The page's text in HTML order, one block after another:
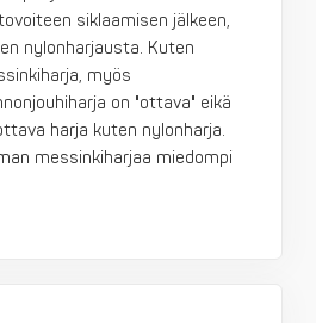
siklaamisen jälkeen,
nylonharjausta. Kuten
myös
on "ottava" eikä
harja kuten nylonharja.
messinkiharjaa miedompi